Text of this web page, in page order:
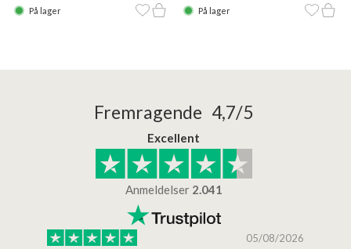
På lager På lager
Fremragende 4,7/5
Excellent
Anmeldelser 2.041
05/08/2026